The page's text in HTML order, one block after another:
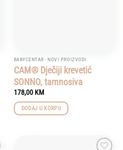
BABYCENTAR - NOVI PROIZVODI
CAM® Dječiji krevetić
SONNO, tamnosiva
178,00 KM
DODAJ U KORPU